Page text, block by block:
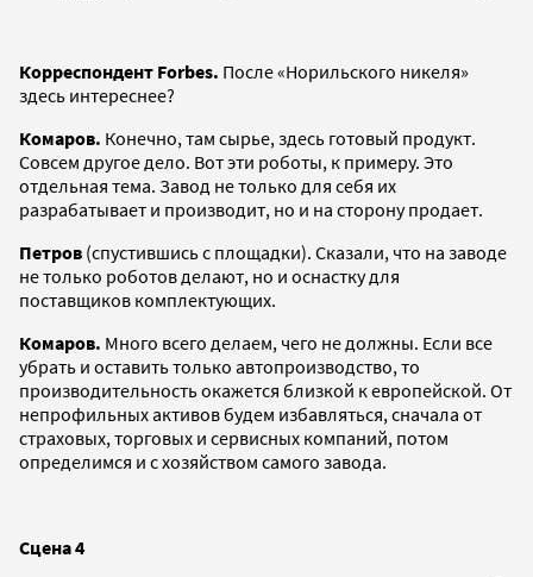
Корреспондент Forbes. После «Норильского никеля»
здесь интереснее?
Комаров. Конечно, там сырье, здесь готовый продукт.
Совсем другое дело. Вот эти роботы, к примеру. Это
отдельная тема. Завод не только для себя их
разрабатывает и производит, но и на сторону продает.
Петров (спустившись с площадки). Сказали, что на заводе
не только роботов делают, но и оснастку для
поставщиков комплектующих.
Комаров. Много всего делаем, чего не должны. Если все
убрать и оставить только автопроизводство, то
производительность окажется близкой к европейской. От
непрофильных активов будем избавляться, сначала от
страховых, торговых и сервисных компаний, потом
определимся и с хозяйством самого завода.
Сцена 4